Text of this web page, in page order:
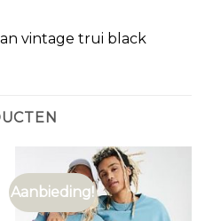
vintage trui black
Aanbieding!